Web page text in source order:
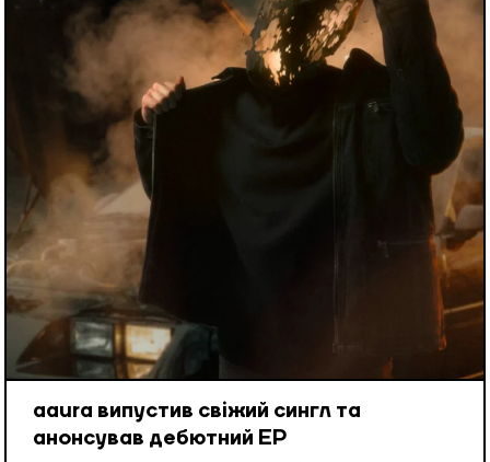
aaura випустив свіжий сингл та
анонсував дебютний EP